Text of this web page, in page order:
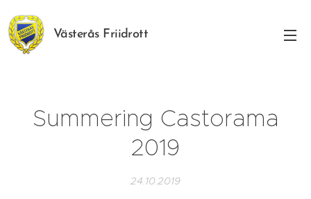
Västerås Friidrott
Summering Castorama
2019
24.10.2019